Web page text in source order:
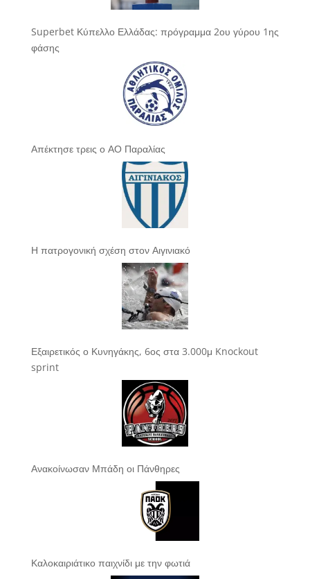
Superbet Κύπελλο Ελλάδας: πρόγραμμα 2ου γύρου 1ης
φάσης
Απέκτησε τρεις ο ΑΟ Παραλίας
Η πατρογονική σχέση στον Αιγινιακό
Εξαιρετικός ο Κυνηγάκης, 6ος στα 3.000μ Knockout
sprint
Ανακοίνωσαν Μπάδη οι Πάνθηρες
Καλοκαιριάτικο παιχνίδι με την φωτιά